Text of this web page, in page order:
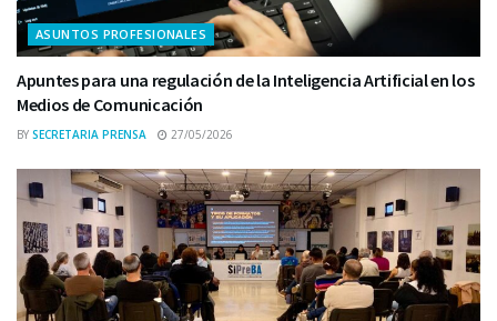
ASUNTOS PROFESIONALES
Apuntes para una regulación de la Inteligencia Artificial en los
Medios de Comunicación
BY SECRETARIA PRENSA 27/05/2026